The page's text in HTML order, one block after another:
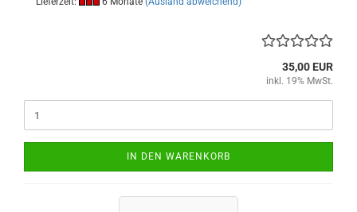
35,00 EUR
inkl. 19% MwSt.
IN DEN WARENKORB